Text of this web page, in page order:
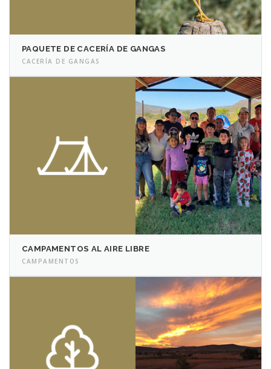
PAQUETE DE CACERÍA DE GANGAS
CACERÍA DE GANGAS
CAMPAMENTOS AL AIRE LIBRE
CAMPAMENTOS